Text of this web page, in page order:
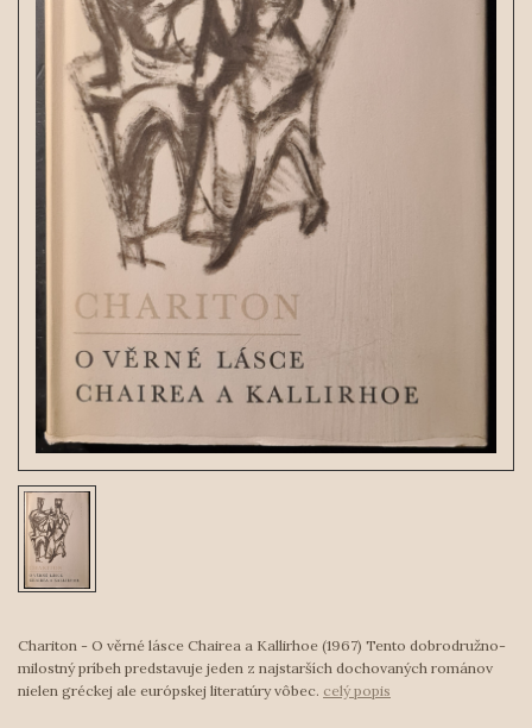
Chariton - O věrné lásce Chairea a Kallirhoe (1967) Tento dobrodružno-
milostný príbeh predstavuje jeden z najstarších dochovaných románov
nielen gréckej ale európskej literatúry vôbec. celý popis